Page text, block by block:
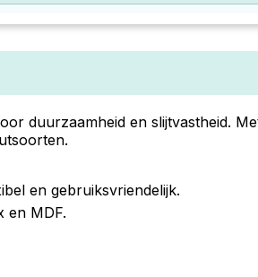
duurzaamheid en slijtvastheid.
en gebruiksvriendelijk.
en MDF.